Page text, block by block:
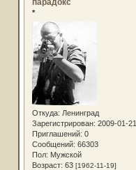
парадокс
*
Откуда: Ленинград
Зарегистрирован: 2009-01-21
Приглашений: 0
Сообщений: 66303
Пол: Мужской
Возраст: 63 [1962-11-19]